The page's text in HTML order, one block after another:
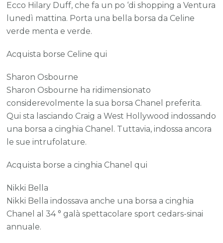
Ecco Hilary Duff, che fa un po ‘di shopping a Ventura
lunedì mattina. Porta una bella borsa da Celine
verde menta e verde.
Acquista borse Celine qui
Sharon Osbourne
Sharon Osbourne ha ridimensionato
considerevolmente la sua borsa Chanel preferita.
Qui sta lasciando Craig a West Hollywood indossando
una borsa a cinghia Chanel. Tuttavia, indossa ancora
le sue intrufolature.
Acquista borse a cinghia Chanel qui
Nikki Bella
Nikki Bella indossava anche una borsa a cinghia
Chanel al 34 ° galà spettacolare sport cedars-sinai
annuale.